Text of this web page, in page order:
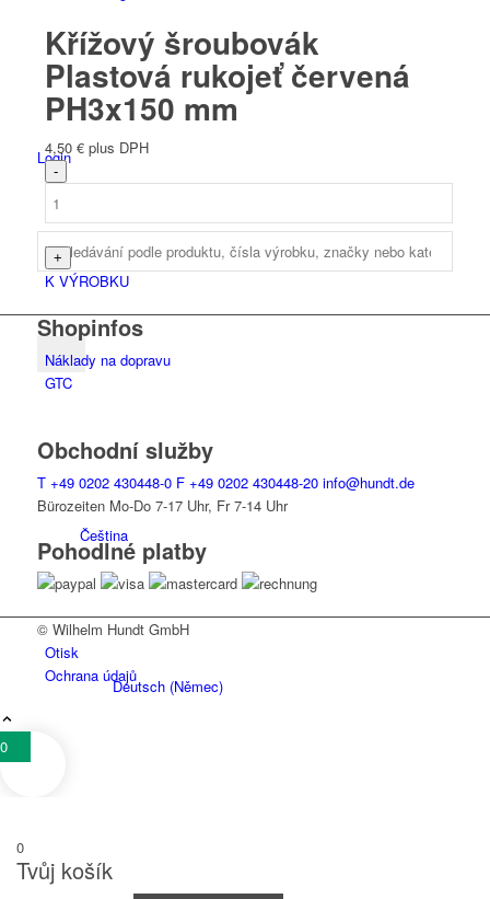
Login
Čeština
Deutsch(Němec)
Křížový šroubovák
Plastová rukojeť červená
PH3x150 mm
4,50 € plus DPH
K VÝROBKU
Shopinfos
Náklady na dopravu
GTC
Obchodní služby
T +49 0202 430448-0 F +49 0202 430448-20 info@hundt.de
Bürozeiten Mo-Do 7-17 Uhr, Fr 7-14 Uhr
Pohodlné platby
© Wilhelm Hundt GmbH
Otisk
Ochrana údajů
0
0
Tvůj košík